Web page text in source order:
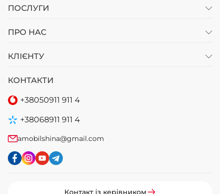
ПОСЛУГИ
ПРО НАС
КЛІЄНТУ
КОНТАКТИ
+38050911 911 4
+38068911 911 4
amobilshina@gmail.com
Контакт із керівником